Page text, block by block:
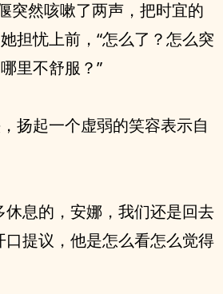
突然咳嗽了两声，把时宜的
担忧上前，“怎么了？怎么突
里不舒服？”
扬起一个虚弱的笑容表示自
休息的，安娜，我们还是回去
口提议，他是怎么看怎么觉得